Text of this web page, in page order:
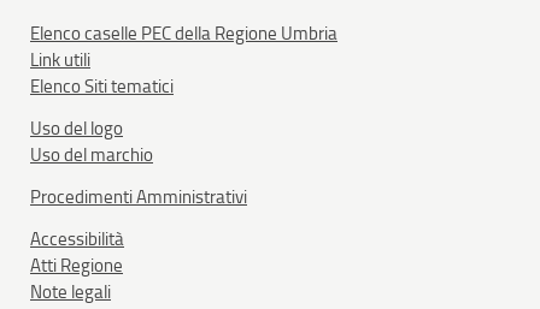
Elenco caselle PEC della Regione Umbria
Link utili
Elenco Siti tematici
Uso del logo
Uso del marchio
Procedimenti Amministrativi
Accessibilità
Atti Regione
Note legali